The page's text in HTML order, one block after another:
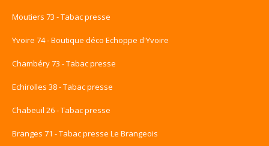
Moutiers 73 - Tabac presse
Yvoire 74 - Boutique déco Echoppe d'Yvoire
Chambéry 73 - Tabac presse
Echirolles 38 - Tabac presse
Chabeuil 26 - Tabac presse
Branges 71 - Tabac presse Le Brangeois